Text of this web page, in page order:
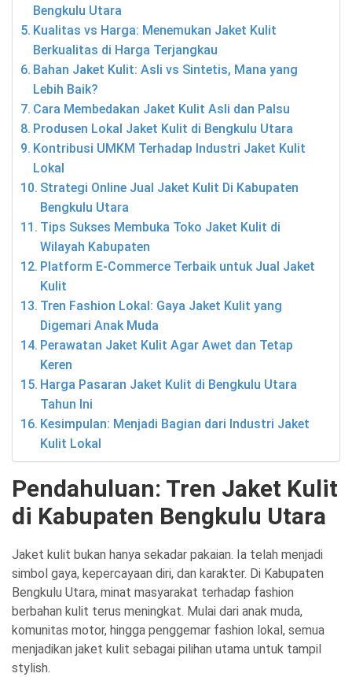
Bengkulu Utara
Kualitas vs Harga: Menemukan Jaket Kulit
Berkualitas di Harga Terjangkau
Bahan Jaket Kulit: Asli vs Sintetis, Mana yang
Lebih Baik?
Cara Membedakan Jaket Kulit Asli dan Palsu
Produsen Lokal Jaket Kulit di Bengkulu Utara
Kontribusi UMKM Terhadap Industri Jaket Kulit
Lokal
Strategi Online Jual Jaket Kulit Di Kabupaten
Bengkulu Utara
Tips Sukses Membuka Toko Jaket Kulit di
Wilayah Kabupaten
Platform E-Commerce Terbaik untuk Jual Jaket
Kulit
Tren Fashion Lokal: Gaya Jaket Kulit yang
Digemari Anak Muda
Perawatan Jaket Kulit Agar Awet dan Tetap
Keren
Harga Pasaran Jaket Kulit di Bengkulu Utara
Tahun Ini
Kesimpulan: Menjadi Bagian dari Industri Jaket
Kulit Lokal
Pendahuluan: Tren Jaket Kulit
di Kabupaten Bengkulu Utara
Jaket kulit bukan hanya sekadar pakaian. Ia telah menjadi
simbol gaya, kepercayaan diri, dan karakter. Di Kabupaten
Bengkulu Utara, minat masyarakat terhadap fashion
berbahan kulit terus meningkat. Mulai dari anak muda,
komunitas motor, hingga penggemar fashion lokal, semua
menjadikan jaket kulit sebagai pilihan utama untuk tampil
stylish.